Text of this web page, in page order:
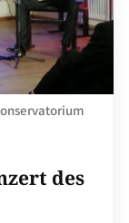
des